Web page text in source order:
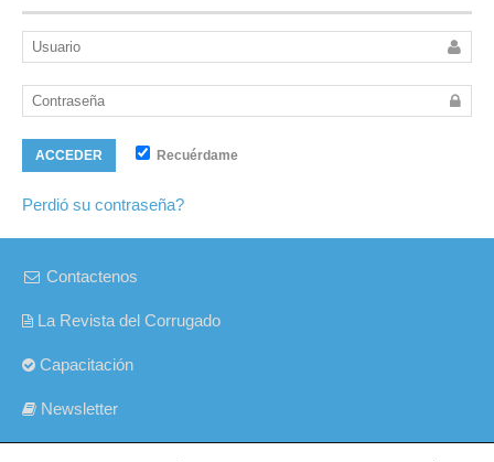
ACCEDER Recuérdame
Perdió su contraseña?
Contactenos
La Revista del Corrugado
Capacitación
Newsletter